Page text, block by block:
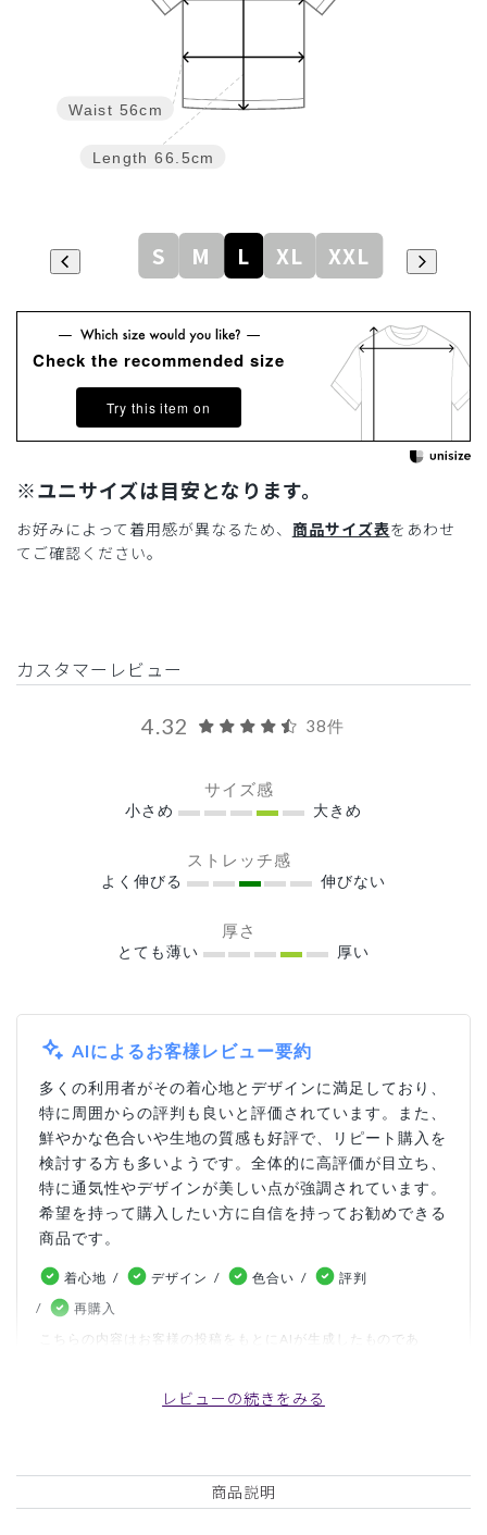
Length 66.5cm
Waist 56cm
S M L XL XXL
Check the recommended size
Try this item on
※ユニサイズは目安となります。
お好みによって着用感が異なるため、 商品サイズ表をあわせ
てご確認ください。
カスタマーレビュー
4.32 38件
サイズ感
小さめ 大きめ
ストレッチ感
よく伸びる 伸びない
厚さ
とても薄い 厚い
AIによるお客様レビュー要約
多くの利用者がその着心地とデザインに満足しており、
特に周囲からの評判も良いと評価されています。また、
鮮やかな色合いや生地の質感も好評で、リピート購入を
検討する方も多いようです。全体的に高評価が目立ち、
特に通気性やデザインが美しい点が強調されています。
希望を持って購入したい方に自信を持ってお勧めできる
商品です。
着心地 デザイン 色合い
評判
再購入
こちらの内容はお客様の投稿をもとにAIが生成したものであ
レビューの続きをみる
商品説明